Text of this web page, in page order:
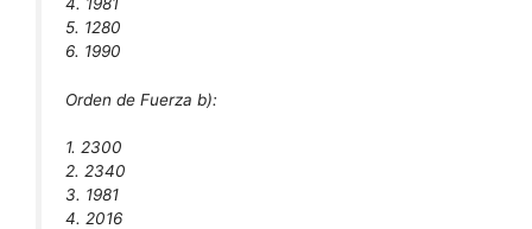
5. 1280
6. 1990
Orden de Fuerza b):
1. 2300
2. 2340
3. 1981
4. 2016